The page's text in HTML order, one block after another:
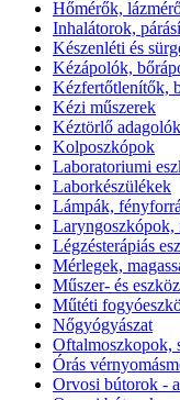
Hőmérők,
Inhalátorok,
Készenléti és
Kézápolók,
Kézfertőtlenítők,
Kézi műszerek
Kéztörlő adagolók
Kolposzkópok
Laboratoriumi
Laborkészülékek
Lámpák,
Laryngoszkópok,
Légzésterápiás
Mérlegek,
Műszer- és
Műtéti
Nőgyógyászat
Oftalmoszkopok,
Órás
Orvosi bútorok -